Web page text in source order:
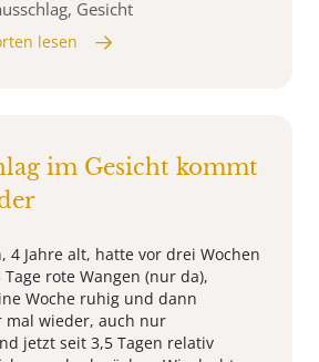
Gesicht
lesen
im Gesicht kommt
4 Jahre alt, hatte vor drei Wochen
rote Wangen (nur da),
Woche ruhig und dann
mal wieder, auch nur
jetzt seit 3,5 Tagen relativ